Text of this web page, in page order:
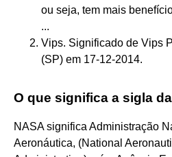
ou seja, tem mais
...
Vips. Significado de Vips
(SP) em 17-12-2014.
O que significa a sigla
NASA significa Administração
Aeronáutica, (National